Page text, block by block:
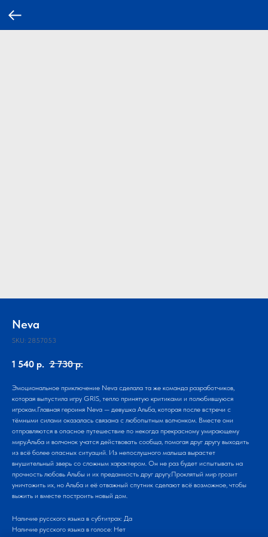
Neva
SKU: 2857053
1 540 р. 2 730 р.
Эмоциональное приключение Neva сделала та же команда разработчиков,
которая выпустила игру GRIS, тепло принятую критиками и полюбившуюся
игрокам.Главная героиня Neva — девушка Альба, которая после встречи с
тёмными силами оказалась связана с любопытным волчонком. Вместе они
отправляются в опасное путешествие по некогда прекрасному умирающему
миру.Альба и волчонок учатся действовать сообща, помогая друг другу выходить
из всё более опасных ситуаций. Из непослушного малыша вырастет
внушительный зверь со сложным характером. Он не раз будет испытывать на
прочность любовь Альбы и их преданность друг другу.Проклятый мир грозит
уничтожить их, но Альба и её отважный спутник сделают всё возможное, чтобы
выжить и вместе построить новый дом.
Наличие русского языка в субтитрах: Да
Наличие русского языка в голосе: Нет